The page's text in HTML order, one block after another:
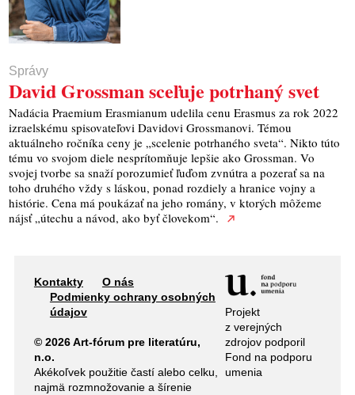
Správy
David Grossman sceľuje potrhaný svet
Nadácia Praemium Erasmianum udelila cenu Erasmus za rok 2022
izraelskému spisovateľovi Davidovi Grossmanovi. Témou
aktuálneho ročníka ceny je „scelenie potrhaného sveta“. Nikto túto
tému vo svojom diele nesprítomňuje lepšie ako Grossman. Vo
svojej tvorbe sa snaží porozumieť ľuďom zvnútra a pozerať sa na
toho druhého vždy s láskou, ponad rozdiely a hranice vojny a
histórie. Cena má poukázať na jeho romány, v ktorých môžeme
nájsť „útechu a návod, ako byť človekom“.
Kontakty
O nás
Podmienky ochrany osobných
údajov
© 2026 Art-fórum pre literatúru,
n.o.
Akékoľvek použitie častí alebo celku,
najmä rozmnožovanie a šírenie
Projekt
z verejných
zdrojov podporil
Fond na podporu
umenia